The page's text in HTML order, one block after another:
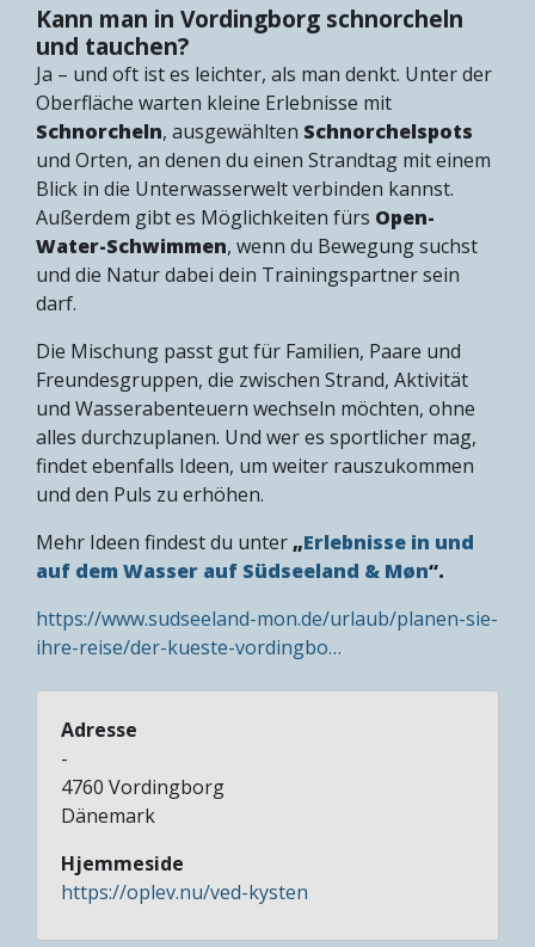
Kann man in Vordingborg schnorcheln
und tauchen?
Ja – und oft ist es leichter, als man denkt. Unter der
Oberfläche warten kleine Erlebnisse mit
Schnorcheln, ausgewählten Schnorchelspots
und Orten, an denen du einen Strandtag mit einem
Blick in die Unterwasserwelt verbinden kannst.
Außerdem gibt es Möglichkeiten fürs Open-
Water-Schwimmen, wenn du Bewegung suchst
und die Natur dabei dein Trainingspartner sein
darf.
Die Mischung passt gut für Familien, Paare und
Freundesgruppen, die zwischen Strand, Aktivität
und Wasserabenteuern wechseln möchten, ohne
alles durchzuplanen. Und wer es sportlicher mag,
findet ebenfalls Ideen, um weiter rauszukommen
und den Puls zu erhöhen.
Mehr Ideen findest du unter „Erlebnisse in und
auf dem Wasser auf Südseeland & Møn“.
https://www.sudseeland-mon.de/urlaub/planen-sie-
ihre-reise/der-kueste-vordingbo…
Adresse
-
4760 Vordingborg
Dänemark
Hjemmeside
https://oplev.nu/ved-kysten